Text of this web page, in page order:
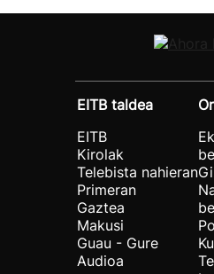
EITB taldea
EITB
Kirolak
Telebista nahieran
Primeran
Gaztea
Makusi
Guau - Gure
Audioa